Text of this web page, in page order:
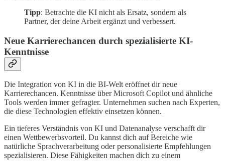
Tipp: Betrachte die KI nicht als Ersatz, sondern als
Partner, der deine Arbeit ergänzt und verbessert.
Neue Karrierechancen durch spezialisierte KI-
Kenntnisse
Die Integration von KI in die BI-Welt eröffnet dir neue
Karrierechancen. Kenntnisse über Microsoft Copilot und ähnliche
Tools werden immer gefragter. Unternehmen suchen nach Experten,
die diese Technologien effektiv einsetzen können.
Ein tieferes Verständnis von KI und Datenanalyse verschafft dir
einen Wettbewerbsvorteil. Du kannst dich auf Bereiche wie
natürliche Sprachverarbeitung oder personalisierte Empfehlungen
spezialisieren. Diese Fähigkeiten machen dich zu einem